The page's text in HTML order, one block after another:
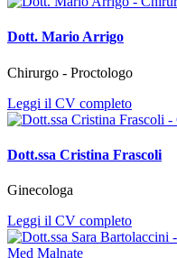
Dott. Mario Arrigo
Chirurgo - Proctologo
Leggi il CV completo
Dott.ssa Cristina Frascoli
Ginecologa
Leggi il CV completo